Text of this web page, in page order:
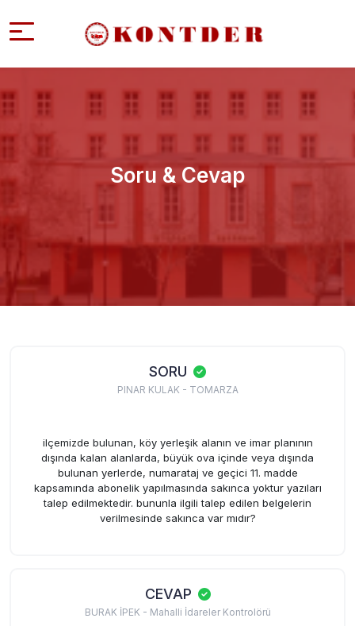
Soru & Cevap
SORU
PINAR KULAK - TOMARZA
ilçemizde bulunan, köy yerleşik alanın ve imar planının
dışında kalan alanlarda, büyük ova içinde veya dışında
bulunan yerlerde, numarataj ve geçici 11. madde
kapsamında abonelik yapılmasında sakınca yoktur yazıları
talep edilmektedir. bununla ilgili talep edilen belgelerin
verilmesinde sakınca var mıdır?
CEVAP
BURAK İPEK - Mahalli İdareler Kontrolörü